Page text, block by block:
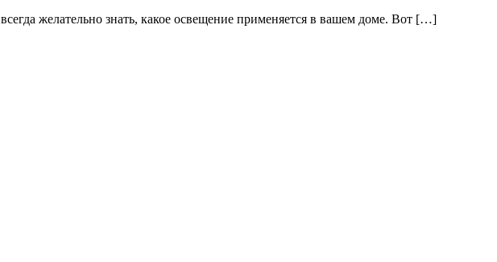
желательно знать, какое освещение применяется в вашем доме. Вот […]